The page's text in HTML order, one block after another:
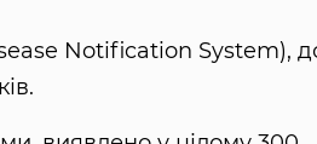
Notification System),